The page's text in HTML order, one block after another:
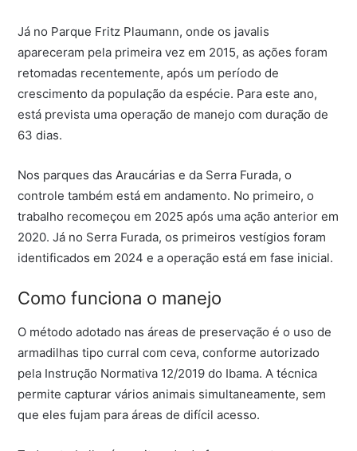
Já no Parque Fritz Plaumann, onde os javalis
apareceram pela primeira vez em 2015, as ações foram
retomadas recentemente, após um período de
crescimento da população da espécie. Para este ano,
está prevista uma operação de manejo com duração de
63 dias.
Nos parques das Araucárias e da Serra Furada, o
controle também está em andamento. No primeiro, o
trabalho recomeçou em 2025 após uma ação anterior em
2020. Já no Serra Furada, os primeiros vestígios foram
identificados em 2024 e a operação está em fase inicial.
Como funciona o manejo
O método adotado nas áreas de preservação é o uso de
armadilhas tipo curral com ceva, conforme autorizado
pela Instrução Normativa 12/2019 do Ibama. A técnica
permite capturar vários animais simultaneamente, sem
que eles fujam para áreas de difícil acesso.